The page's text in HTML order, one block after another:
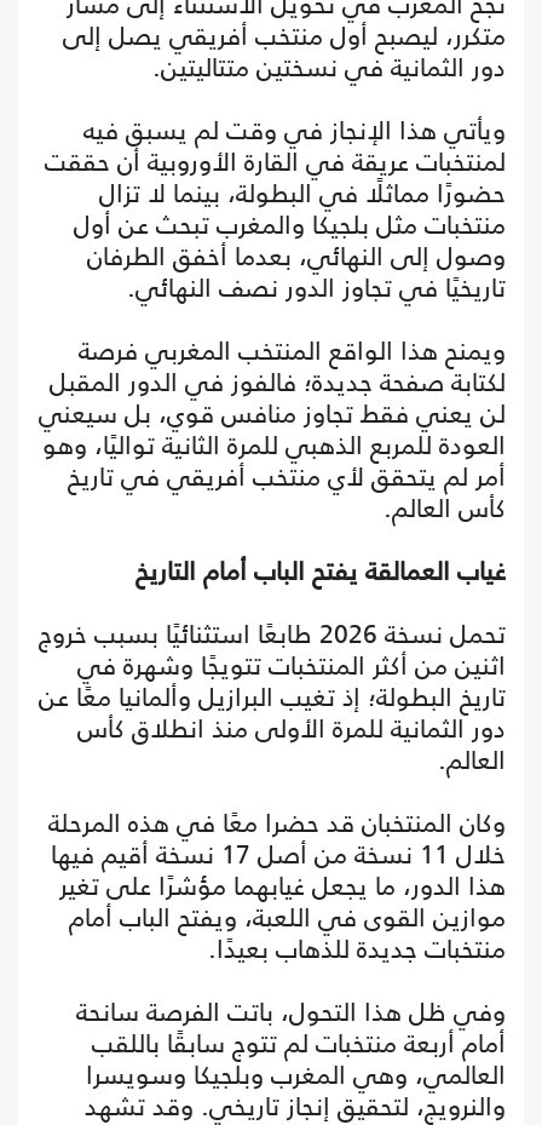
متكرر، ليصبح أول منتخب أفريقي يصل إلى
دور الثمانية في نسختين متتاليتين.
ويأتي هذا الإنجاز في وقت لم يسبق فيه
لمنتخبات عريقة في القارة الأوروبية أن حققت
حضورًا مماثلًا في البطولة، بينما لا تزال
منتخبات مثل بلجيكا والمغرب تبحث عن أول
وصول إلى النهائي، بعدما أخفق الطرفان
تاريخيًا في تجاوز الدور نصف النهائي.
ويمنح هذا الواقع المنتخب المغربي فرصة
لكتابة صفحة جديدة؛ فالفوز في الدور المقبل
لن يعني فقط تجاوز منافس قوي، بل سيعني
العودة للمربع الذهبي للمرة الثانية تواليًا، وهو
أمر لم يتحقق لأي منتخب أفريقي في تاريخ
كأس العالم.
غياب العمالقة يفتح الباب أمام التاريخ
تحمل نسخة 2026 طابعًا استثنائيًا بسبب خروج
اثنين من أكثر المنتخبات تتويجًا وشهرة في
تاريخ البطولة؛ إذ تغيب البرازيل وألمانيا معًا عن
دور الثمانية للمرة الأولى منذ انطلاق كأس
العالم.
وكان المنتخبان قد حضرا معًا في هذه المرحلة
خلال 11 نسخة من أصل 17 نسخة أقيم فيها
هذا الدور، ما يجعل غيابهما مؤشرًا على تغير
موازين القوى في اللعبة، ويفتح الباب أمام
منتخبات جديدة للذهاب بعيدًا.
وفي ظل هذا التحول، باتت الفرصة سانحة
أمام أربعة منتخبات لم تتوج سابقًا باللقب
العالمي، وهي المغرب وبلجيكا وسويسرا
والنرويج، لتحقيق إنجاز تاريخي. وقد تشهد